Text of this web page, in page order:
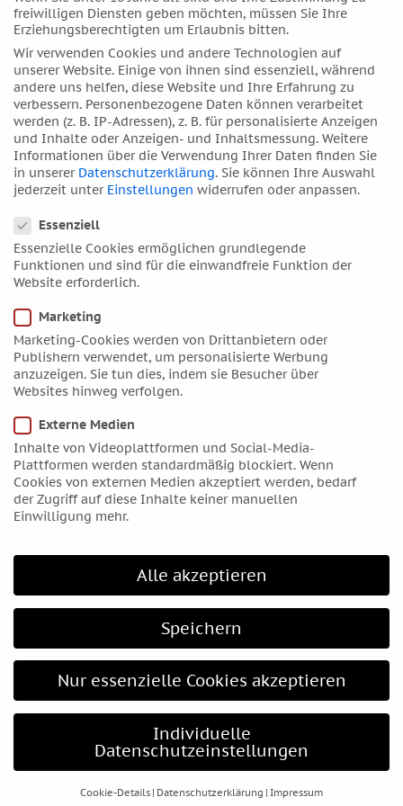
August 2022
Juli 2022
Juni 2022
Mai 2022
April 2022
März 2022
Februar 2022
Dezember 2021
November 2021
Oktober 2021
Juli 2021
Juni 2021
April 2021
März 2021
Februar 2021
Januar 2021
November 2020
September 2020
Juli 2020
Juni 2020
Mai 2020
Februar 2020
freiwilligen Diensten geben möchten, müssen Sie Ihre
Erziehungsberechtigten um Erlaubnis bitten.
Wir verwenden Cookies und andere Technologien auf
unserer Website. Einige von ihnen sind essenziell, während
andere uns helfen, diese Website und Ihre Erfahrung zu
verbessern. Personenbezogene Daten können verarbeitet
werden (z. B. IP-Adressen), z. B. für personalisierte Anzeigen
und Inhalte oder Anzeigen- und Inhaltsmessung. Weitere
Informationen über die Verwendung Ihrer Daten finden Sie
in unserer Datenschutzerklärung. Sie können Ihre Auswahl
jederzeit unter Einstellungen widerrufen oder anpassen.
Essenziell
Essenzielle Cookies ermöglichen grundlegende
Funktionen und sind für die einwandfreie Funktion der
Website erforderlich.
Marketing
Marketing-Cookies werden von Drittanbietern oder
Publishern verwendet, um personalisierte Werbung
anzuzeigen. Sie tun dies, indem sie Besucher über
Websites hinweg verfolgen.
Externe Medien
Inhalte von Videoplattformen und Social-Media-
Plattformen werden standardmäßig blockiert. Wenn
Cookies von externen Medien akzeptiert werden, bedarf
der Zugriff auf diese Inhalte keiner manuellen
Einwilligung mehr.
Alle akzeptieren
Speichern
Nur essenzielle Cookies akzeptieren
Individuelle
Datenschutzeinstellungen
Cookie-Details Datenschutzerklärung Impressum